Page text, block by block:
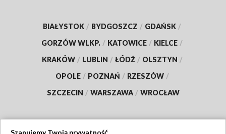
BIAŁYSTOK / BYDGOSZCZ / GDAŃSK /
GORZÓW WLKP. / KATOWICE / KIELCE /
KRAKÓW / LUBLIN / ŁÓDŹ / OLSZTYN /
OPOLE / POZNAŃ / RZESZÓW /
SZCZECIN / WARSZAWA / WROCŁAW
Szanujemy Twoją prywatność